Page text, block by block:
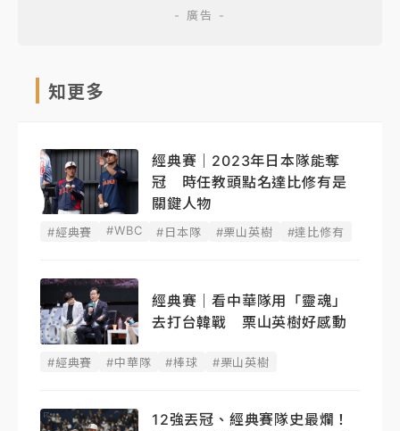
知更多
經典賽｜2023年日本隊能奪
冠 時任教頭點名達比修有是
關鍵人物
#經典賽 #WBC #日本隊 #栗山英樹 #達比修有
經典賽｜看中華隊用「靈魂」
去打台韓戰 栗山英樹好感動
#經典賽 #中華隊 #棒球 #栗山英樹
12強丟冠、經典賽隊史最爛！